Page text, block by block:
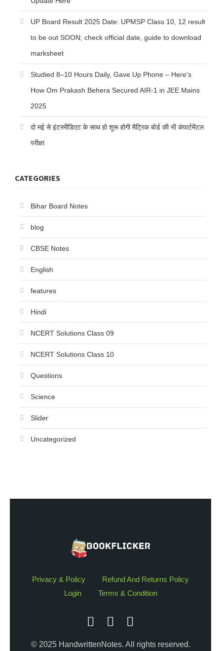
UP Board Result 2025 Date: UPMSP Class 10, 12 result
to be out SOON; check official date, guide to download
marksheet
Studied 8–10 Hours Daily, Gave Up Phone – Here’s
How Om Prakash Behera Secured AIR-1 in JEE Mains
2025
दो मई से इंटरमीडिएट के साथ हो शुरू होगी मैट्रिक बोर्ड की भी कंपार्टमेंटल
परीक्षा
CATEGORIES
Bihar Board Notes
blog
CBSE Notes
English
features
Hindi
NCERT Solutions Class 09
NCERT Solutions Class 10
Questions
Science
Slider
Uncategorized
Privacy & Policy
Refund And Returns Policy
Login
Terms & Condition
© 2025 HandwrittenNotes. All rights reserved.